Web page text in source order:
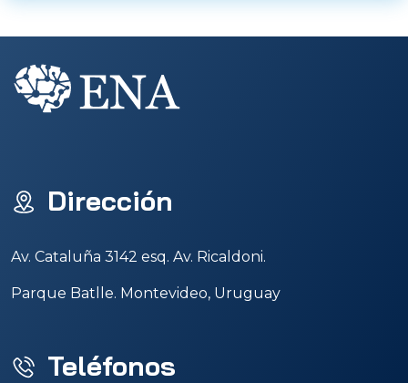
Dirección
Av. Cataluña 3142 esq. Av. Ricaldoni.
Parque Batlle. Montevideo, Uruguay
Teléfonos